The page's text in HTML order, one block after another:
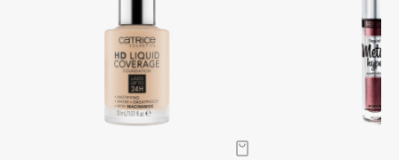
Boadicea The Victorious